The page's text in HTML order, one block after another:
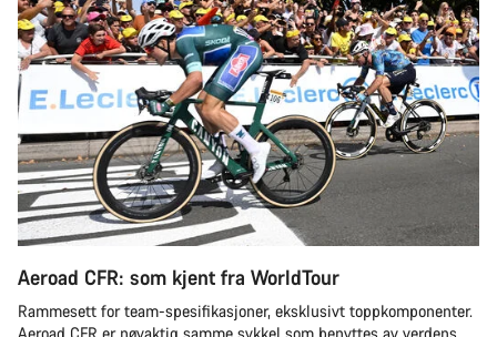
Aeroad CFR: som kjent fra WorldTour
Rammesett for team-spesifikasjoner, eksklusivt toppkomponenter.